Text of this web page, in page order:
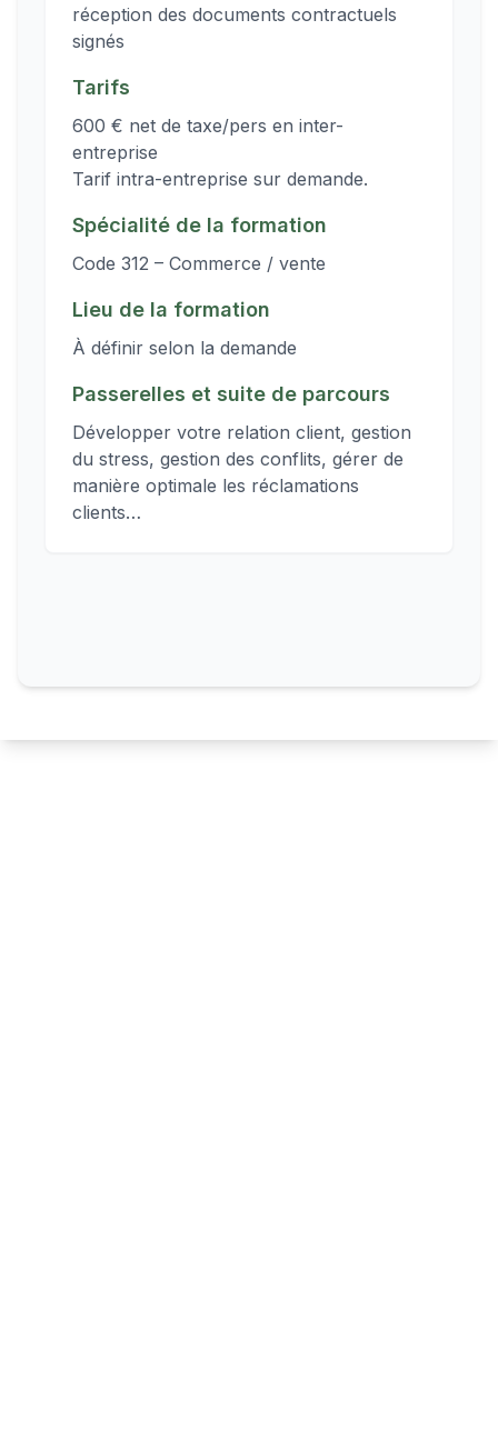
réception des documents contractuels
signés
Tarifs
600 € net de taxe/pers en inter-
entreprise
Tarif intra-entreprise sur demande.
Spécialité de la formation
Code 312 – Commerce / vente
Lieu de la formation
À définir selon la demande
Passerelles et suite de parcours
Développer votre relation client, gestion
du stress, gestion des conflits, gérer de
manière optimale les réclamations
clients…